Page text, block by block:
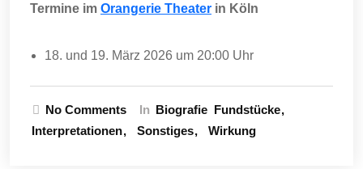
Termine im Orangerie Theater in Köln
18. und 19. März 2026 um 20:00 Uhr
No Comments In Biografie Fundstücke
Interpretationen
Sonstiges Wirkung